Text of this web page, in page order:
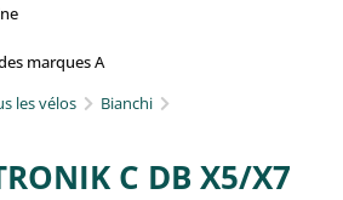
marques A
les vélos
Bianchi
C DB X5/X7